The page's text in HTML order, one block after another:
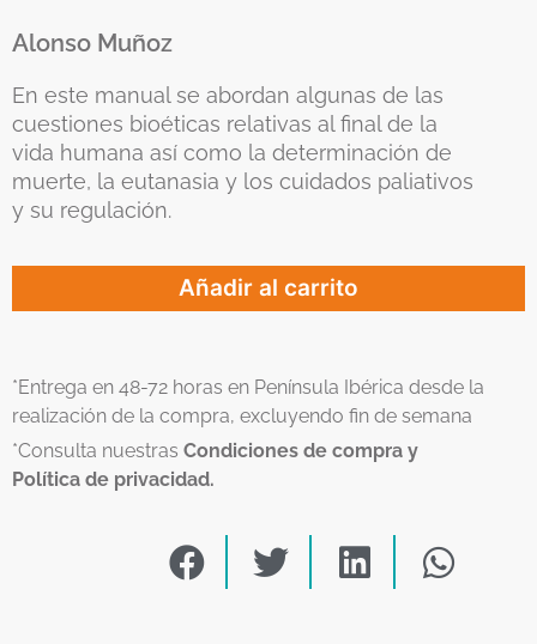
Alonso Muñoz
En este manual se abordan algunas de las
cuestiones bioéticas relativas al final de la
vida humana así como la determinación de
muerte, la eutanasia y los cuidados paliativos
y su regulación.
Añadir al carrito
*Entrega en 48-72 horas en Península Ibérica desde la
realización de la compra, excluyendo fin de semana
*Consulta nuestras Condiciones de compra y
Política de privacidad.